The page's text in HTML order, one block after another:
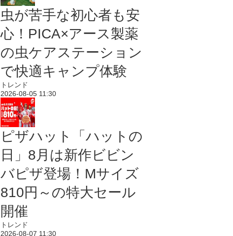
虫が苦手な初心者も安
心！PICA×アース製薬
の虫ケアステーション
で快適キャンプ体験
トレンド
2026-08-05 11:30
ピザハット「ハットの
日」8月は新作ビビン
バピザ登場！Mサイズ
810円～の特大セール
開催
トレンド
2026-08-07 11:30